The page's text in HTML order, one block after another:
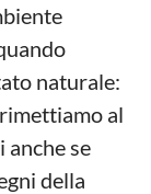
naturale:
al
se
della